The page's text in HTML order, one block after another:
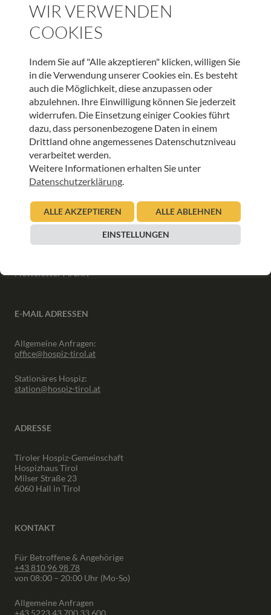
UNSER NEWSLETTER:
ANMELDEN
INFORMATIONEN
Downloads
Presse
Newsletter Archiv
E-MAIL ADRESSEN
Allgemeine Anfragen:
office@hospiz-tirol.at
Stationäres Hospiz:
station@hospiz-tirol.at
ADRESSE
Tiroler Hospiz-Gemeinschaft
Hospizhaus Tirol
Milser Straße 23
6060 Hall in Tirol
KONTAKT
Für Betroffene & Angehörige
+43 810 96 98 78
von 08:00 – 20:00 Uhr (Mo-So)
Allgemeine Anfragen
+43 5223 43 700 33 600
WIR VERWENDEN
COOKIES
Indem Sie auf "Alle akzeptieren" klicken, willigen Sie
in die Verwendung unserer Cookies ein. Es besteht
auch die Möglichkeit, diese anzupassen oder
abzulehnen. Ihre Einwilligung können Sie jederzeit
widerrufen. Die Einsetzung einiger Cookies führt
dazu, dass personenbezogene Daten in einem
Drittland ohne angemessenes Datenschutzniveau
verarbeitet werden.
Weitere Informationen erhalten Sie unter
Datenschutzerklärung.
ALLE AKZEPTIEREN ALLE ABLEHNEN
EINSTELLUNGEN